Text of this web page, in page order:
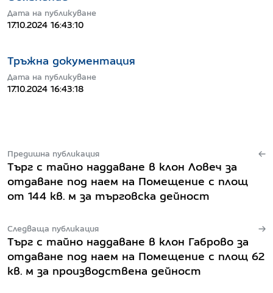
Предишна публикация
Търг с тайно наддаване в клон Ловеч за
отдаване под наем на Помещение с площ
от 144 кв. м за търговска дейност
Следваща публикация
Търг с тайно наддаване в клон Габрово за
отдаване под наем на Помещение с площ 62
кв. м за производствена дейност
Дата на публикуване
17.10.2024 16:43:10
Тръжна документация
Дата на публикуване
17.10.2024 16:43:18